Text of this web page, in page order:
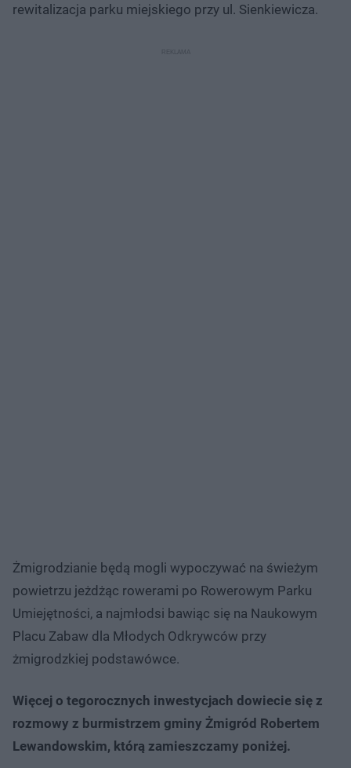
rewitalizacja parku miejskiego przy ul. Sienkiewicza.
Żmigrodzianie będą mogli wypoczywać na świeżym
powietrzu jeżdżąc rowerami po Rowerowym Parku
Umiejętności, a najmłodsi bawiąc się na Naukowym
Placu Zabaw dla Młodych Odkrywców przy
żmigrodzkiej podstawówce.
Więcej o tegorocznych inwestycjach dowiecie się z
rozmowy z burmistrzem gminy Żmigród Robertem
Lewandowskim, którą zamieszczamy poniżej.